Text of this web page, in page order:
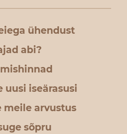
ühendust
abi?
uusi iseärasusi
meile arvustus
sõpru